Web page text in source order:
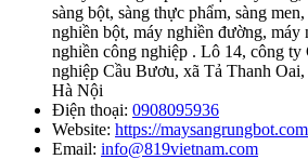
sàng bột, sàng thực phẩm, sàng
nghiền bột, máy nghiền đường, máy
nghiền công nghiệp . Lô 14, công
nghiệp Cầu Bươu, xã Tả Thanh
Hà Nội
Điện thoại: 0908095936
Website: https://
Email: info@819vietnam.com